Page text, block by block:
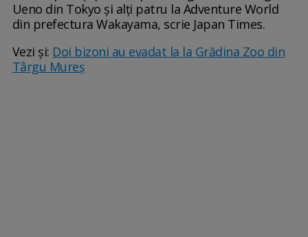
Ueno din Tokyo și alți patru la Adventure World
din prefectura Wakayama, scrie Japan Times.
Vezi și: Doi bizoni au evadat la la Grădina Zoo din
Târgu Mureş